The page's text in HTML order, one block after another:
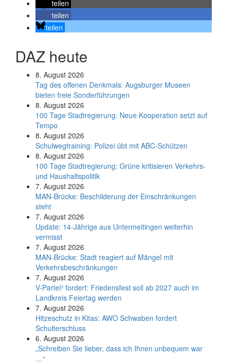
teilen
teilen
teilen
DAZ heute
8. August 2026
Tag des offenen Denkmals: Augsburger Museen
bieten freie Sonderführungen
8. August 2026
100 Tage Stadtregierung: Neue Kooperation setzt auf
Tempo
8. August 2026
Schul­weg­trai­ning: Poli­zei übt mit ABC-Schüt­zen
8. August 2026
100 Tage Stadtregierung: Grüne kritisieren Verkehrs-
und Haushaltspolitik
7. August 2026
MAN-Brücke: Beschilderung der Einschränkungen
steht
7. August 2026
Update: 14-Jährige aus Untermeitingen weiterhin
vermisst
7. August 2026
MAN-Brücke: Stadt reagiert auf Mängel mit
Verkehrsbeschränkungen
7. August 2026
V-Partei­³ fordert: Friedens­fest soll ab 2027 auch im
Land­kreis Feier­tag werden
7. August 2026
Hitzeschutz in Kitas: AWO Schwaben fordert
Schulterschluss
6. August 2026
„Schreiben Sie lieber, dass ich Ihnen unbequem war
…“